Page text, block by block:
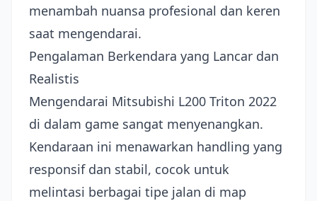
menambah nuansa profesional dan keren
saat mengendarai.
Pengalaman Berkendara yang Lancar dan
Realistis
Mengendarai Mitsubishi L200 Triton 2022
di dalam game sangat menyenangkan.
Kendaraan ini menawarkan handling yang
responsif dan stabil, cocok untuk
melintasi berbagai tipe jalan di map